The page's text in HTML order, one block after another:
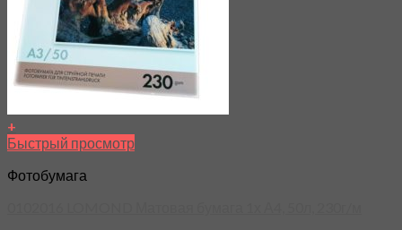
+
Быстрый просмотр
Фотобумага